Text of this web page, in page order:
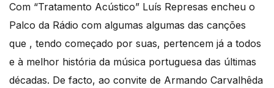
Com “Tratamento Acústico” Luís Represas encheu o
Palco da Rádio com algumas algumas das canções
que , tendo começado por suas, pertencem já a todos
e à melhor história da música portuguesa das últimas
décadas. De facto, ao convite de Armando Carvalhêda